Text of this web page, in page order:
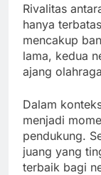
Rivalitas
hanya
mencakup
lama, kedua
ajang
Dalam
menjadi
pendukung.
juang yang
terbaik bagi